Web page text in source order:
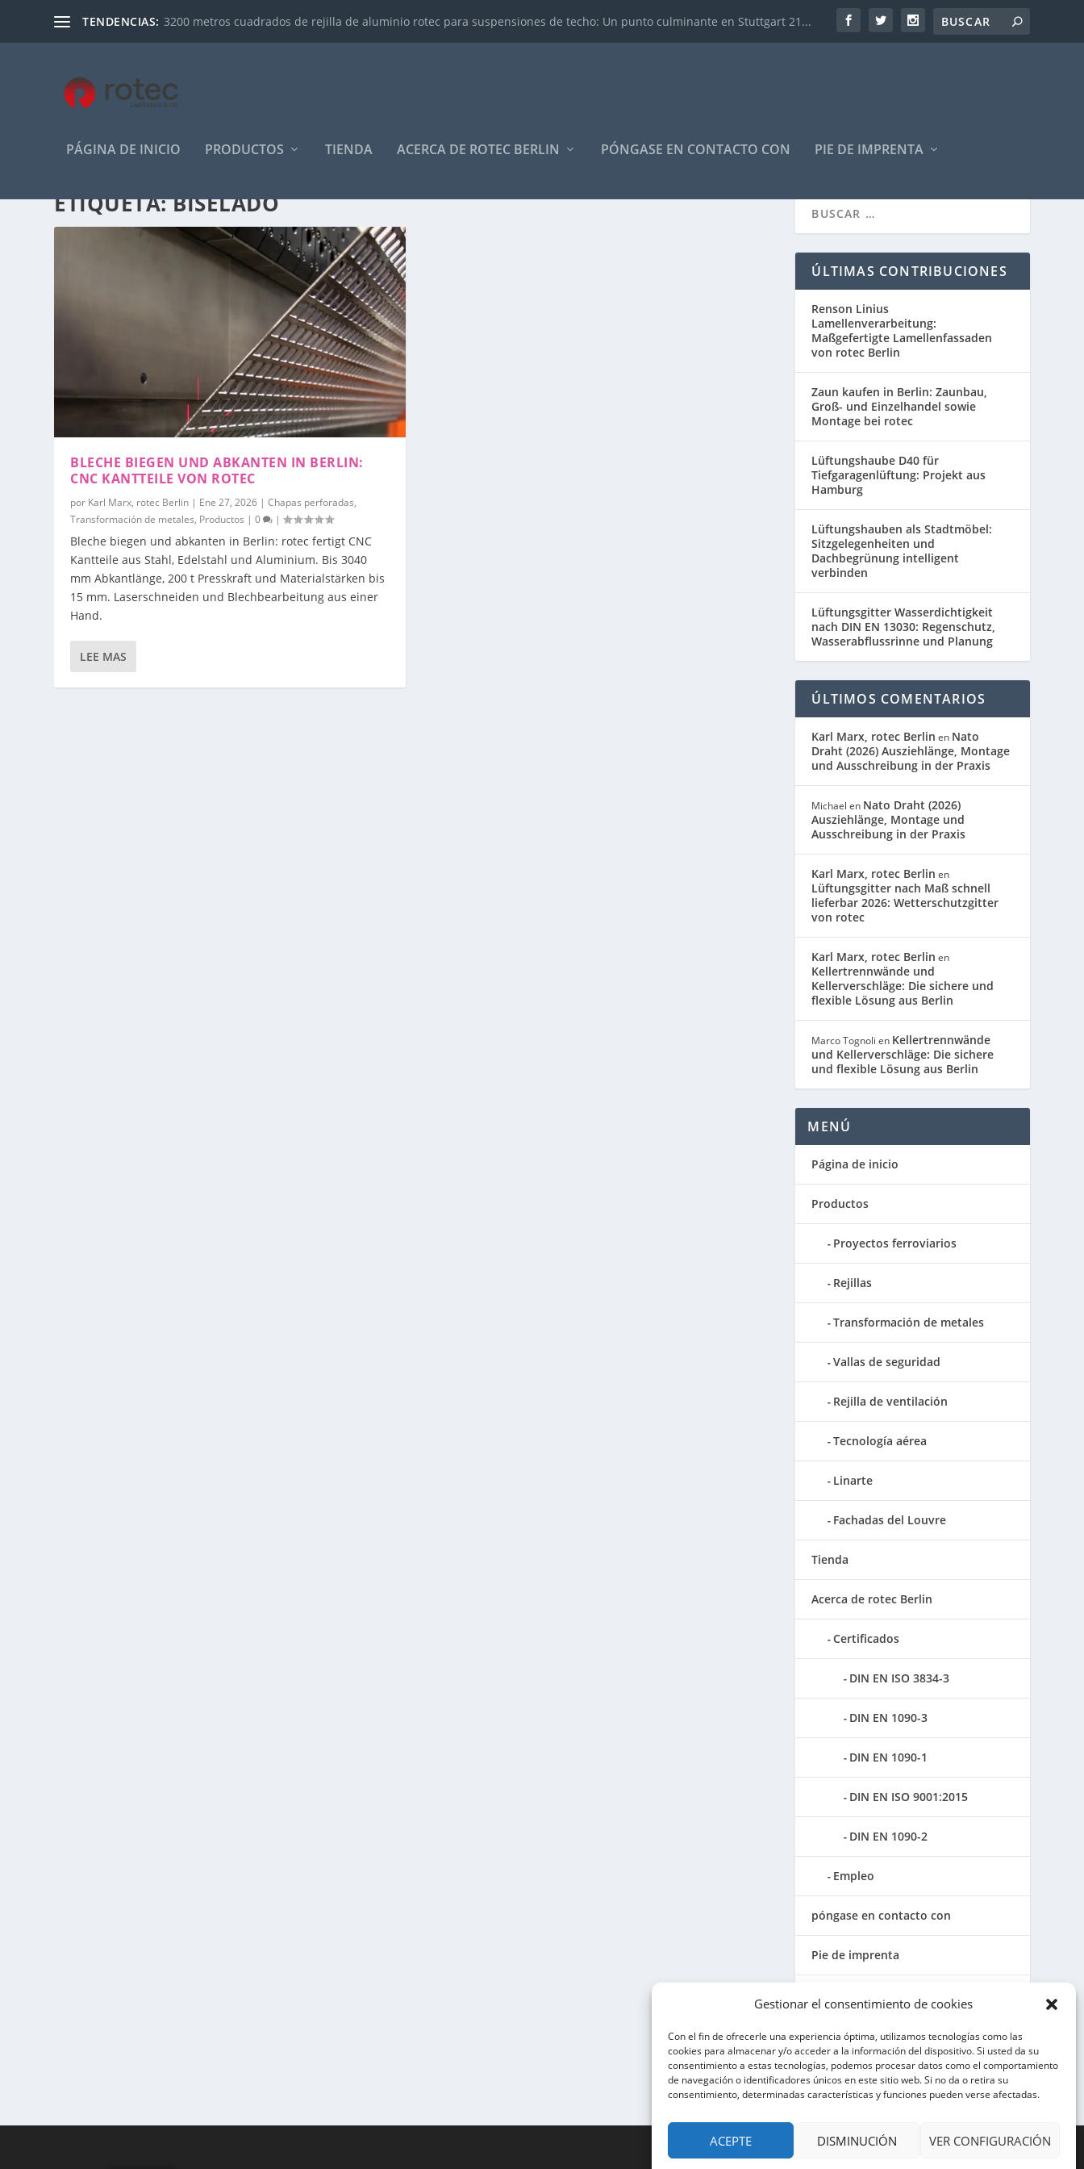
Gestionar el consentimiento de cookies
Con el fin de ofrecerle una experiencia óptima, utilizamos tecnologías como las
cookies para almacenar y/o acceder a la información del dispositivo. Si usted da su
consentimiento a estas tecnologías, podemos procesar datos como el comportamiento
de navegación o identificadores únicos en este sitio web. Si no da o retira su
consentimiento, determinadas características y funciones pueden verse afectadas.
ACEPTE DISMINUCIÓN VER CONFIGURACIÓN
TENDENCIAS: 3200 metros cuadrados de rejilla de aluminio rotec para suspensiones de techo: Un punto culminante en Stuttgart 21...
PÁGINA DE INICIO PRODUCTOS TIENDA ACERCA DE ROTEC BERLIN PÓNGASE EN CONTACTO CON PIE DE IMPRENTA
ETIQUETA:BISELADO
BLECHE BIEGEN UND ABKANTEN IN BERLIN:
CNC KANTTEILE VON ROTEC
por Karl Marx, rotec Berlin | Ene 27, 2026 |Chapas perforadas,
Transformación de metales, Productos |0 |
Bleche biegen und abkanten in Berlin: rotec fertigt CNC
Kantteile aus Stahl, Edelstahl und Aluminium. Bis 3040
mm Abkantlänge, 200 t Presskraft und Materialstärken bis
15 mm. Laserschneiden und Blechbearbeitung aus einer
Hand.
LEE MAS
ÚLTIMAS CONTRIBUCIONES
Renson Linius
Lamellenverarbeitung:
Maßgefertigte Lamellenfassaden
von rotec Berlin
Zaun kaufen in Berlin: Zaunbau,
Groß- und Einzelhandel sowie
Montage bei rotec
Lüftungshaube D40 für
Tiefgaragenlüftung: Projekt aus
Hamburg
Lüftungshauben als Stadtmöbel:
Sitzgelegenheiten und
Dachbegrünung intelligent
verbinden
Lüftungsgitter Wasserdichtigkeit
nach DIN EN 13030: Regenschutz,
Wasserabflussrinne und Planung
ÚLTIMOS COMENTARIOS
Karl Marx, rotec Berlin en Nato
Draht (2026) Ausziehlänge, Montage
und Ausschreibung in der Praxis
Michael en Nato Draht (2026)
Ausziehlänge, Montage und
Ausschreibung in der Praxis
Karl Marx, rotec Berlin en
Lüftungsgitter nach Maß schnell
lieferbar 2026: Wetterschutzgitter
von rotec
Karl Marx, rotec Berlin en
Kellertrennwände und
Kellerverschläge: Die sichere und
flexible Lösung aus Berlin
Marco Tognoli en Kellertrennwände
und Kellerverschläge: Die sichere
und flexible Lösung aus Berlin
MENÚ
Página de inicio
Productos
Proyectos ferroviarios
Rejillas
Transformación de metales
Vallas de seguridad
Rejilla de ventilación
Tecnología aérea
Linarte
Fachadas del Louvre
Tienda
Acerca de rotec Berlin
Certificados
DIN EN ISO 3834-3
DIN EN 1090-3
DIN EN 1090-1
DIN EN ISO 9001:2015
DIN EN 1090-2
Empleo
póngase en contacto con
Pie de imprenta
Política de privacidad
Directiva sobre cookies (UE)